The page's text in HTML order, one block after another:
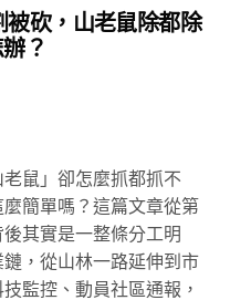
砍，山老鼠除都除
？
鼠」卻怎麼抓都抓不
簡單嗎？這篇文章從第
其實是一整條分工明
，從山林一路延伸到市
監控、動員社區通報，